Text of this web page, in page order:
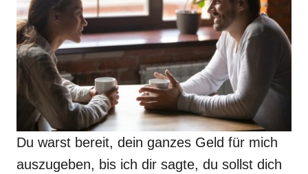
Du warst bereit, dein ganzes Geld für mich
auszugeben, bis ich dir sagte, du sollst dich